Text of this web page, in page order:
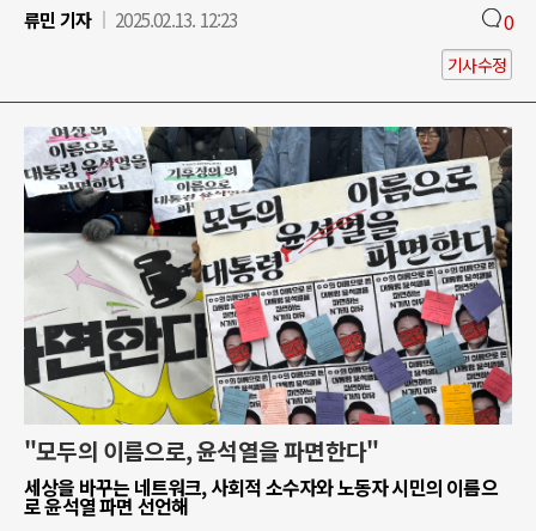
류민 기자
2025.02.13. 12:23 0
기사수정
"모두의 이름으로, 윤석열을 파면한다"
세상을 바꾸는 네트워크, 사회적 소수자와 노동자 시민의 이름으
로 윤석열 파면 선언해